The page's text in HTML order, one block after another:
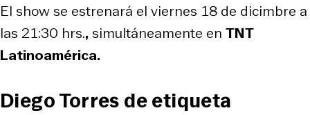
El show se estrenará el viernes 18 de dicimbre a
las 21:30 hrs.,simultáneamente en TNT
Latinoamérica.
Diego Torres de etiqueta